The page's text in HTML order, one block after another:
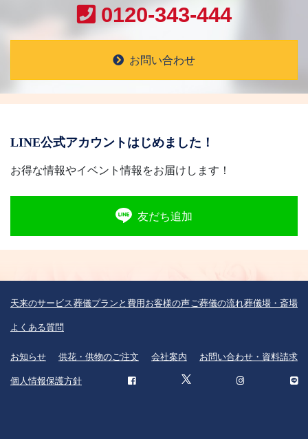
0120-343-444
お問い合わせ
LINE公式アカウントはじめました！
お得な情報やイベント情報をお届けします！
友だち追加
天来のサービス葬儀プランと費用お客様の声 ご葬儀の流れ葬儀場・斎場
よくある質問
お知らせ 供花・供物のご注文 会社案内 お問い合わせ・資料請求
個人情報保護方針